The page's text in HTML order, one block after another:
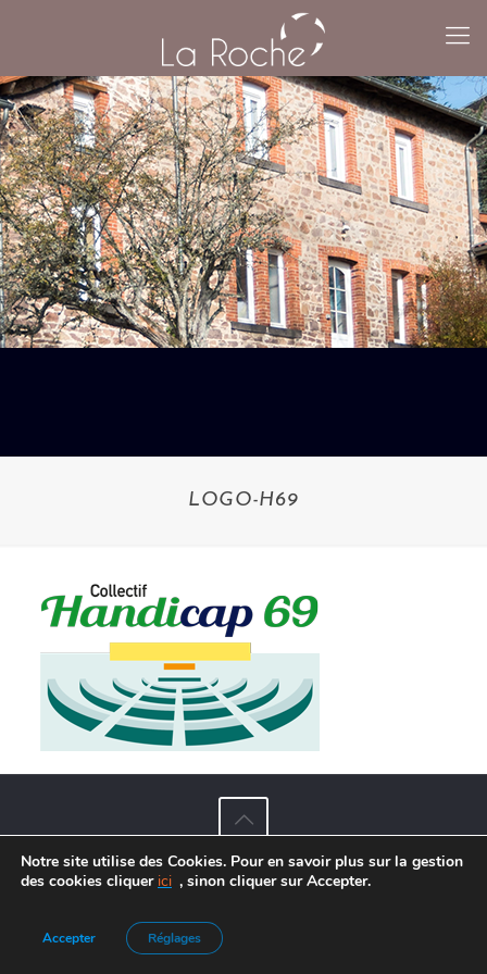
LOGO-H69
Agence de Communication :Frelon Bleu | Mentions légales
Notre site utilise des Cookies. Pour en savoir plus sur la gestion
des cookies cliquer ici , sinon cliquer sur Accepter.
Accepter Réglages